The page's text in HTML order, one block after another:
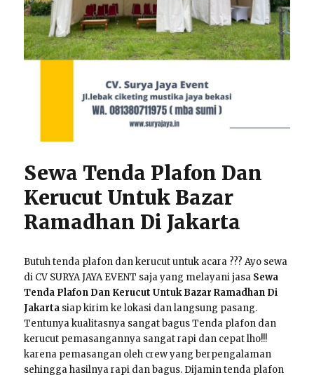
Sewa Tenda Plafon Dan
Kerucut Untuk Bazar
Ramadhan Di Jakarta
Butuh tenda plafon dan kerucut untuk acara ??? Ayo sewa
di CV SURYA JAYA EVENT saja yang melayani jasa Sewa
Tenda Plafon Dan Kerucut Untuk Bazar Ramadhan Di
Jakarta siap kirim ke lokasi dan langsung pasang.
Tentunya kualitasnya sangat bagus Tenda plafon dan
kerucut pemasangannya sangat rapi dan cepat lho!!!
karena pemasangan oleh crew yang berpengalaman
sehingga hasilnya rapi dan bagus. Dijamin tenda plafon